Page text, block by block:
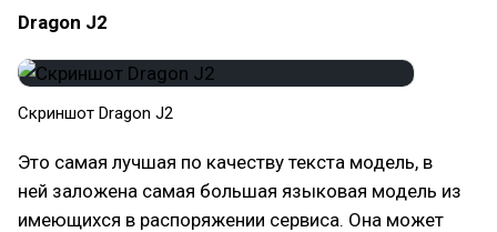
Dragon J2
Скриншот Dragon J2
Это самая лучшая по качеству текста модель, в
ней заложена самая большая языковая модель из
имеющихся в распоряжении сервиса. Она может